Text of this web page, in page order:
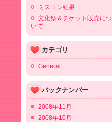
ミスコン結果
文化祭＆チケット販売につ
いて
カテゴリ
General
バックナンバー
2008年11月
2008年10月